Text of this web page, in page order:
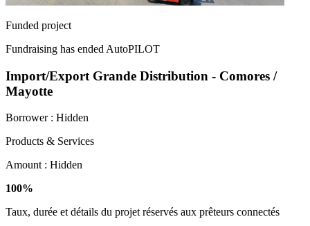
Funded project
Fundraising has ended AutoPILOT
Import/Export Grande Distribution - Comores /
Mayotte
Borrower : Hidden
Products & Services
Amount : Hidden
100%
Taux, durée et détails du projet réservés aux prêteurs connectés